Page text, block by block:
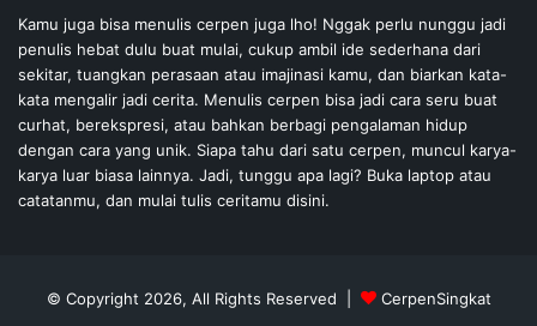
Kamu juga bisa menulis cerpen juga lho! Nggak perlu nunggu jadi
penulis hebat dulu buat mulai, cukup ambil ide sederhana dari
sekitar, tuangkan perasaan atau imajinasi kamu, dan biarkan kata-
kata mengalir jadi cerita. Menulis cerpen bisa jadi cara seru buat
curhat, berekspresi, atau bahkan berbagi pengalaman hidup
dengan cara yang unik. Siapa tahu dari satu cerpen, muncul karya-
karya luar biasa lainnya. Jadi, tunggu apa lagi? Buka laptop atau
catatanmu, dan mulai tulis ceritamu disini.
© Copyright 2026, All Rights Reserved | CerpenSingkat